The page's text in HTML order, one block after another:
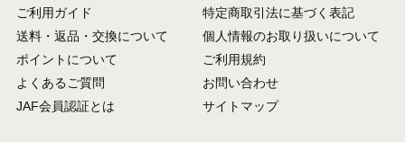
ご利用ガイド
送料・返品・交換について
ポイントについて
よくあるご質問
JAF会員認証とは
特定商取引法に基づく表記
個人情報のお取り扱いについて
ご利用規約
お問い合わせ
サイトマップ